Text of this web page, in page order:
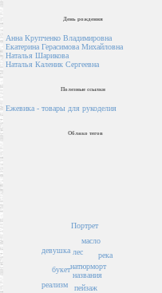
День рождения
Анна Крупченко Владимировна
Екатерина Герасимова Михайловна
Наталья Шарикова
Наталья Каленик Сергеевна
Полезные ссылки
Ежевика - товары для рукоделия
Облако тегов
пейзаж
названия
натюрморт
лес
букет
масло
река
реализм
Портрет
девушка